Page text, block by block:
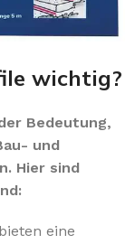
wichtig?
Bedeutung,
und
Hier sind
eine